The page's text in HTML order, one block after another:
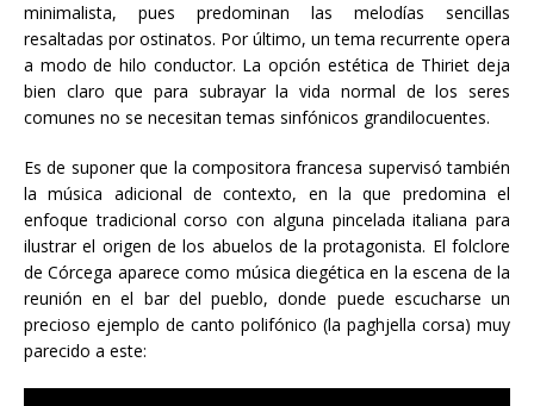
minimalista, pues predominan las melodías sencillas
resaltadas por ostinatos. Por último, un tema recurrente opera
a modo de hilo conductor. La opción estética de Thiriet deja
bien claro que para subrayar la vida normal de los seres
comunes no se necesitan temas sinfónicos grandilocuentes.
Es de suponer que la compositora francesa supervisó también
la música adicional de contexto, en la que predomina el
enfoque tradicional corso con alguna pincelada italiana para
ilustrar el origen de los abuelos de la protagonista. El folclore
de Córcega aparece como música diegética en la escena de la
reunión en el bar del pueblo, donde puede escucharse un
precioso ejemplo de canto polifónico (la paghjella corsa) muy
parecido a este: